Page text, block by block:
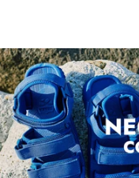
🔥 SUMMER SALE 🔥
🩴 POP-UP STORE🩴
コラボ・限定アイテム
公式LINE新規登録で